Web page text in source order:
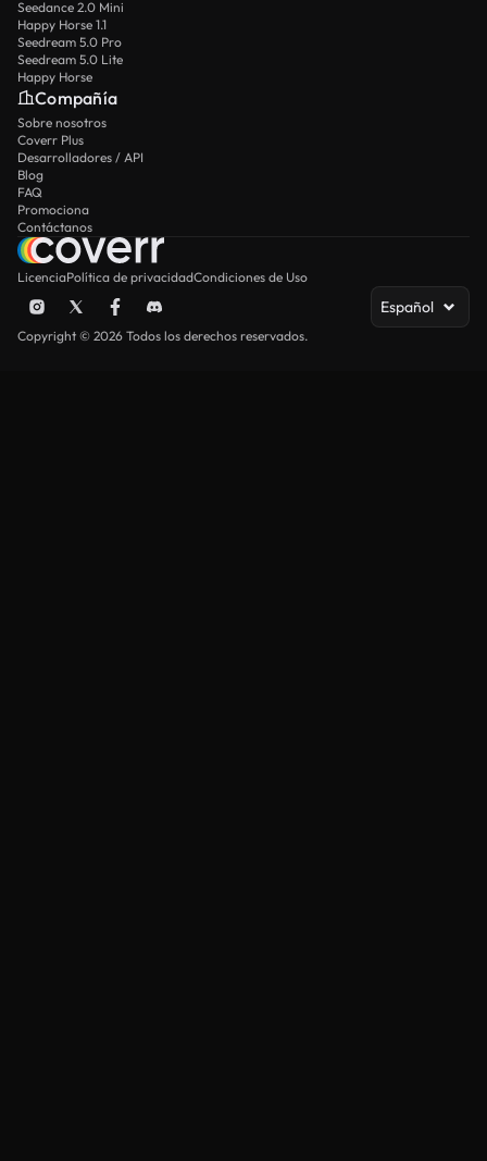
Seedance 2.0 Mini
Happy Horse 1.1
Seedream 5.0 Pro
Seedream 5.0 Lite
Happy Horse
Compañía
Sobre nosotros
Coverr Plus
Desarrolladores / API
Blog
FAQ
Promociona
Contáctanos
LicenciaPolítica de privacidadCondiciones de Uso
Español
Copyright © 2026 Todos los derechos reservados.